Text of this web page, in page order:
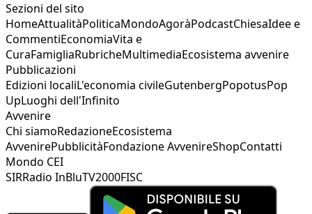
Sezioni del sito
HomeAttualitàPoliticaMondoAgoràPodcastChiesaIdee e
CommentiEconomiaVita e
CuraFamigliaRubricheMultimediaEcosistema avvenire
Pubblicazioni
Edizioni localiL'economia civileGutenbergPopotusPop
UpLuoghi dell'Infinito
Avvenire
Chi siamoRedazioneEcosistema
AvvenirePubblicitàFondazione AvvenireShopContatti
Mondo CEI
SIRRadio InBluTV2000FISC